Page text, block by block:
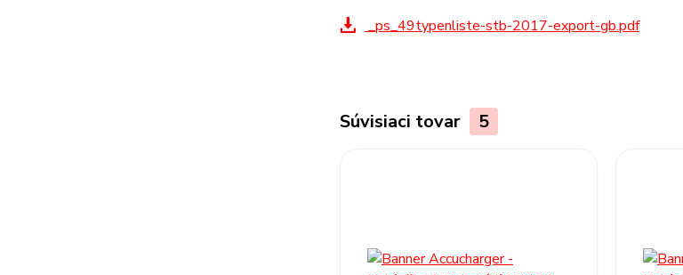
_ps_49typenliste-stb-2017-export-gb.pdf
Súvisiaci tovar 5